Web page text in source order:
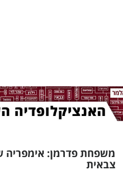
וצרכנות
נדל"ן
וטק
משפחת פדרמן: אימפריה
צבאית